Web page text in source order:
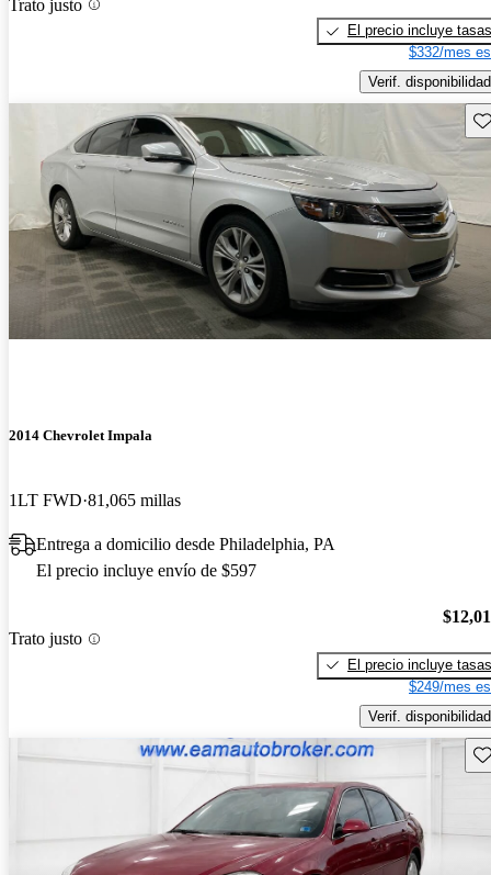
Trato justo
El precio incluye tasas
$332/mes
Verif. disponibilidad
2014 Chevrolet Impala
1LT FWD 81,065 millas
Entrega a domicilio desde Philadelphia, PA
El precio incluye envío de $597
Trato justo
El precio incluye tasas
$249/mes
Verif. disponibilidad